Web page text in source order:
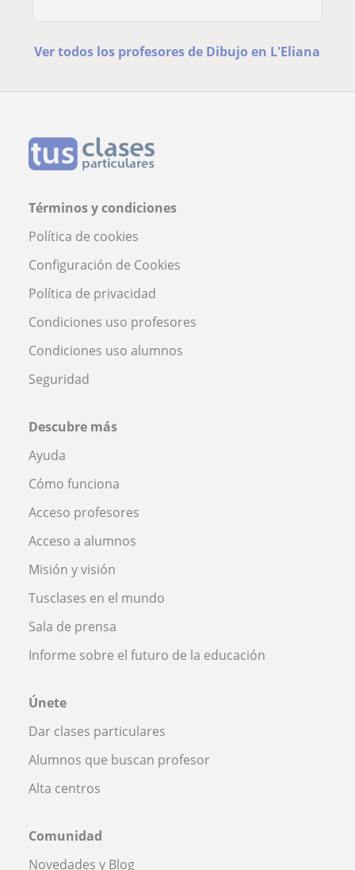
Ver todos los profesores de Dibujo en L'Eliana
Términos y condiciones
Política de cookies
Configuración de Cookies
Política de privacidad
Condiciones uso profesores
Condiciones uso alumnos
Seguridad
Descubre más
Ayuda
Cómo funciona
Acceso profesores
Acceso a alumnos
Misión y visión
Tusclases en el mundo
Sala de prensa
Informe sobre el futuro de la educación
Únete
Dar clases particulares
Alumnos que buscan profesor
Alta centros
Comunidad
Novedades y Blog